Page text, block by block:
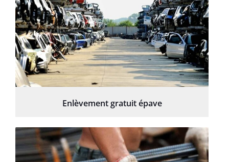
Enlèvement gratuit épave